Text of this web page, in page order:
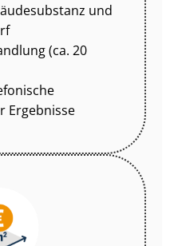
und
(ca. 20
Ergebnisse